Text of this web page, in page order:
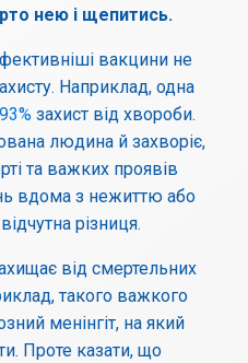
нею і щепитись.
вакцини не
Наприклад, одна
93% захист від хвороби.
людина й захворіє,
та важких проявів
вдома з нежиттю або
різниця.
від смертельних
такого важкого
менінгіт, на який
Проте казати, що